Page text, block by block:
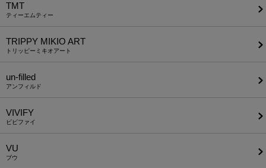
TMT
ティーエムティー
TRIPPY MIKIO ART
トリッピーミキオアート
un-filled
アンフィルド
VIVIFY
ビビファイ
VU
ブウ